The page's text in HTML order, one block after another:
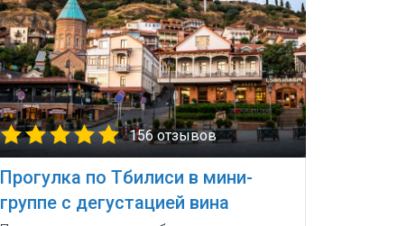
156 отзывов
Прогулка по Тбилиси в мини-
группе с дегустацией вина